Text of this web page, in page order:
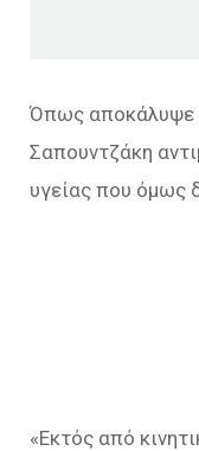
Όπως αποκάλυψε
Σαπουντζάκη
υγείας που όμως
«Εκτός από